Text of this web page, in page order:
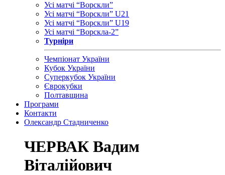
Усі матчі “Ворскли”
Усі матчі “Ворскли” U21
Усі матчі “Ворскли” U19
Усі матчі “Ворскла-2”
Турніри
Чемпіонат України
Кубок України
Суперкубок України
Єврокубки
Полтавщина
Програми
Контакти
Олександр Стадниченко
ЧЕРВАК Вадим
Віталійович